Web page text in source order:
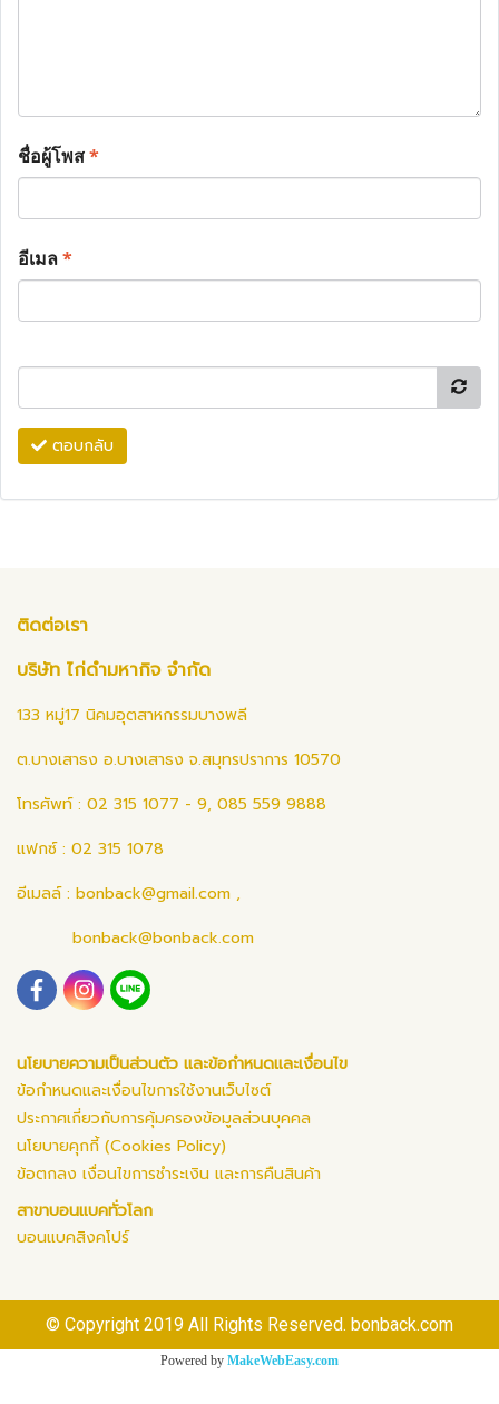
ชื่อผู้โพส*
อีเมล*
ตอบกลับ
ติดต่อเรา
บริษัท ไก่ดำมหากิจ จำกัด
133 หมู่17 นิคมอุตสาหกรรมบางพลี
ต.บางเสาธง อ.บางเสาธง จ.สมุทรปราการ 10570
โทรศัพท์ : 02 315 1077 - 9, 085 559 9888
แฟกซ์ : 02 315 1078
อีเมลล์ : bonback@gmail.com ,
bonback@bonback.com
นโยบายความเป็นส่วนตัว และข้อกำหนดและเงื่อนไข
ข้อกำหนดและเงื่อนไขการใช้งานเว็บไซต์
ประกาศเกี่ยวกับการคุ้มครองข้อมูลส่วนบุคคล
นโยบายคุกกี้ (Cookies Policy)
ข้อตกลง เงื่อนไขการชำระเงิน และการคืนสินค้า
สาขาบอนแบคทั่วโลก
บอนแบคสิงคโปร์
© Copyright 2019 All Rights Reserved. bonback.com
Powered by MakeWebEasy.com